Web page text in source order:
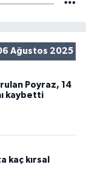
Ağustos 2025
Poyraz, 14
kaybetti
kaç kırsal